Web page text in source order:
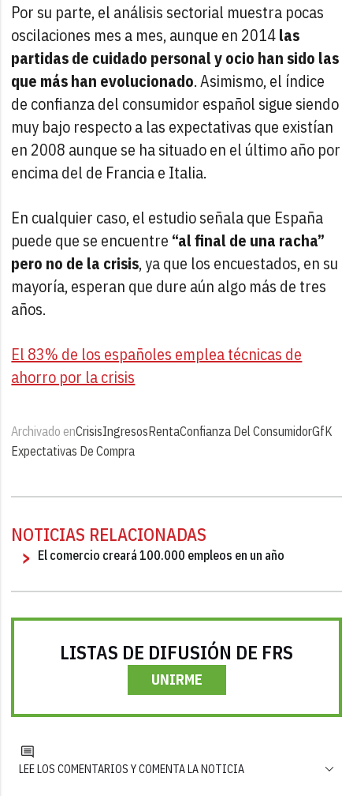
Por su parte, el análisis sectorial muestra pocas
oscilaciones mes a mes, aunque en 2014las
partidas de cuidado personal y ocio han sido las
que más han evolucionado. Asimismo, el índice
de confianza del consumidor español sigue siendo
muy bajo respecto a las expectativas que existían
en 2008 aunque se ha situado en el último año por
encima del de Francia e Italia.
En cualquier caso, el estudio señala que España
puede que se encuentre “al final de una racha”
pero no de la crisis, ya que los encuestados, en su
mayoría, esperan que dure aún algo más de tres
años.
El 83% de los españoles emplea técnicas de
ahorro por la crisis
Archivado enCrisisIngresosRentaConfianza Del ConsumidorGfK
Expectativas De Compra
NOTICIAS RELACIONADAS
El comercio creará 100.000 empleos en un año
LISTAS DE DIFUSIÓN DE FRS
UNIRME
LEE LOS COMENTARIOS Y COMENTA LA NOTICIA